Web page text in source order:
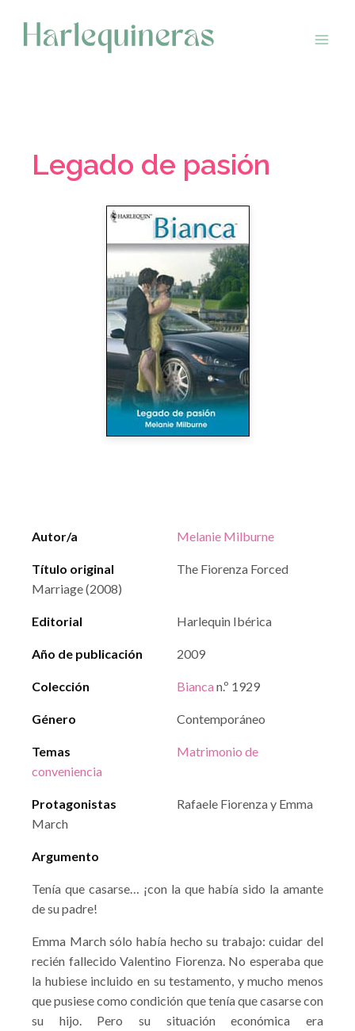
contenido
Legado de pasión
Autor/a Melanie Milburne
Título original
The Fiorenza Forced
Marriage (2008)
Editorial Harlequin Ibérica
Año de publicación 2009
Colección Bianca n.º 1929
Género Contemporáneo
Temas
Matrimonio de
conveniencia
Protagonistas
Rafaele Fiorenza y Emma
March
Argumento
Tenía que casarse… ¡con la que había sido la amante
de su padre!
Emma March sólo había hecho su trabajo: cuidar del
recién fallecido Valentino Fiorenza. No esperaba que
la hubiese incluido en su testamento, y mucho menos
que pusiese como condición que tenía que casarse con
su hijo. Pero su situación económica era